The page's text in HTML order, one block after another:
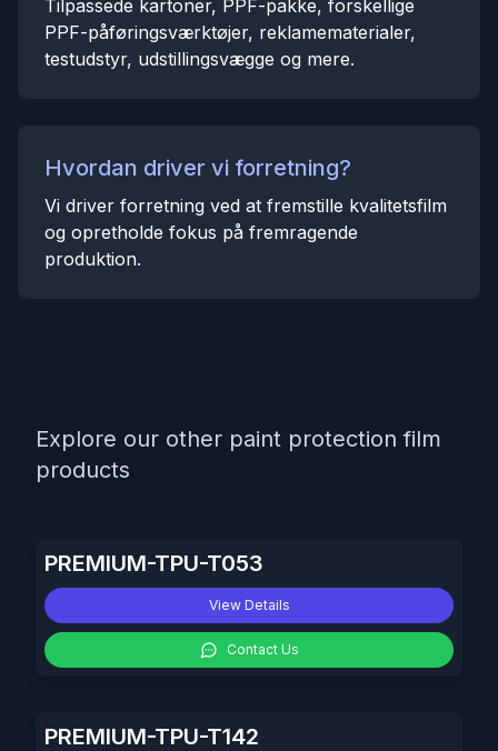
Tilpassede kartoner, PPF-pakke, forskellige
PPF-påføringsværktøjer, reklamematerialer,
testudstyr, udstillingsvægge og mere.
Hvordan driver vi forretning?
Vi driver forretning ved at fremstille kvalitetsfilm
og opretholde fokus på fremragende
produktion.
Explore our other paint protection film
products
PREMIUM-TPU-T053
View Details
Contact Us
PREMIUM-TPU-T142